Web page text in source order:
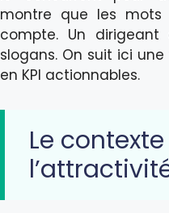
montre que les
compte. Un
slogans. On suit ici
en KPI actionnables.
Le